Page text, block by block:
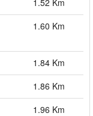
1.60 Km
1.84 Km
1.86 Km
1.96 Km